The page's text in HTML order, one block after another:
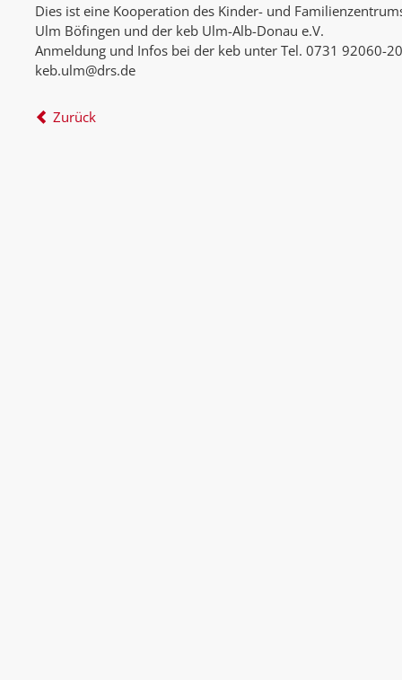
Dies ist eine Kooperation des Kinder- und
Ulm Böfingen und der keb Ulm-Alb-Donau e.V.
Anmeldung und Infos bei der keb unter Tel. 0731 92060-
keb.ulm@drs.de
Zurück